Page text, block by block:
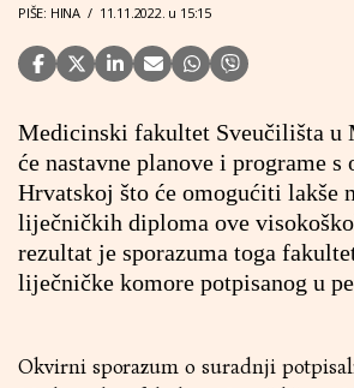
PIŠE: HINA / 11.11.2022. u 15:15
Medicinski fakultet Sveučilišta u
će nastavne planove i programe s
Hrvatskoj što će omogućiti lakše
liječničkih diploma ove
rezultat je sporazuma toga
liječničke komore potpisanog u
Okvirni sporazum o suradnji